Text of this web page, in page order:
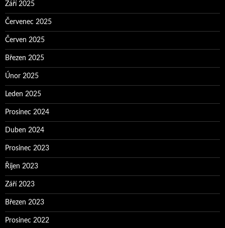
Září 2025
Červenec 2025
Červen 2025
Březen 2025
Únor 2025
Leden 2025
Prosinec 2024
Duben 2024
Prosinec 2023
Říjen 2023
Září 2023
Březen 2023
Prosinec 2022